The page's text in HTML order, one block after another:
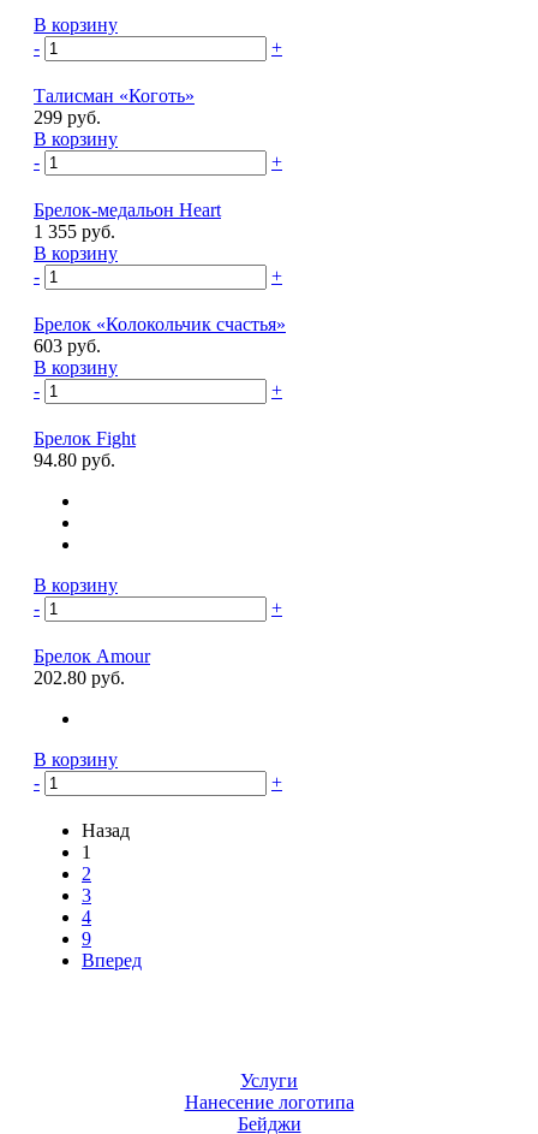
В корзину
-
+
Талисман «Коготь»
299 руб.
В корзину
-
+
Брелок-медальон Heart
1 355 руб.
В корзину
-
+
Брелок «Колокольчик счастья»
603 руб.
В корзину
-
+
Брелок Fight
94.80 руб.
В корзину
-
+
Брелок Amour
202.80 руб.
В корзину
-
+
Назад
1
2
3
4
9
Вперед
Услуги
Нанесение логотипа
Бейджи